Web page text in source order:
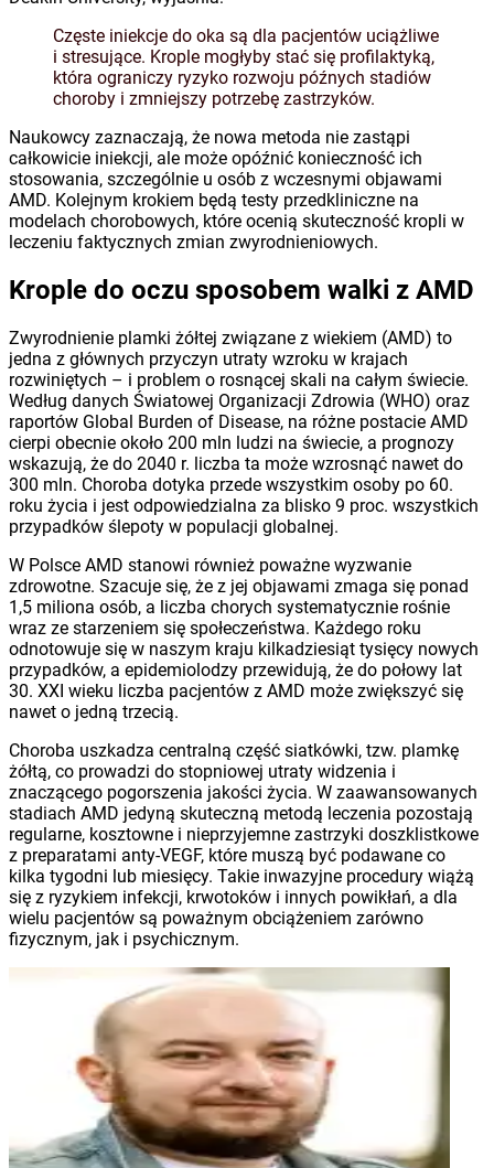
Częste iniekcje do oka są dla pacjentów uciążliwe
i stresujące. Krople mogłyby stać się profilaktyką,
która ograniczy ryzyko rozwoju późnych stadiów
choroby i zmniejszy potrzebę zastrzyków.
Naukowcy zaznaczają, że nowa metoda nie zastąpi
całkowicie iniekcji, ale może opóźnić konieczność ich
stosowania, szczególnie u osób z wczesnymi objawami
AMD. Kolejnym krokiem będą testy przedkliniczne na
modelach chorobowych, które ocenią skuteczność kropli w
leczeniu faktycznych zmian zwyrodnieniowych.
Krople do oczu sposobem walki z AMD
Zwyrodnienie plamki żółtej związane z wiekiem (AMD) to
jedna z głównych przyczyn utraty wzroku w krajach
rozwiniętych – i problem o rosnącej skali na całym świecie.
Według danych Światowej Organizacji Zdrowia (WHO) oraz
raportów Global Burden of Disease, na różne postacie AMD
cierpi obecnie około 200 mln ludzi na świecie, a prognozy
wskazują, że do 2040 r. liczba ta może wzrosnąć nawet do
300 mln. Choroba dotyka przede wszystkim osoby po 60.
roku życia i jest odpowiedzialna za blisko 9 proc. wszystkich
przypadków ślepoty w populacji globalnej.
W Polsce AMD stanowi również poważne wyzwanie
zdrowotne. Szacuje się, że z jej objawami zmaga się ponad
1,5 miliona osób, a liczba chorych systematycznie rośnie
wraz ze starzeniem się społeczeństwa. Każdego roku
odnotowuje się w naszym kraju kilkadziesiąt tysięcy nowych
przypadków, a epidemiolodzy przewidują, że do połowy lat
30. XXI wieku liczba pacjentów z AMD może zwiększyć się
nawet o jedną trzecią.
Choroba uszkadza centralną część siatkówki, tzw. plamkę
żółtą, co prowadzi do stopniowej utraty widzenia i
znaczącego pogorszenia jakości życia. W zaawansowanych
stadiach AMD jedyną skuteczną metodą leczenia pozostają
regularne, kosztowne i nieprzyjemne zastrzyki doszklistkowe
z preparatami anty-VEGF, które muszą być podawane co
kilka tygodni lub miesięcy. Takie inwazyjne procedury wiążą
się z ryzykiem infekcji, krwotoków i innych powikłań, a dla
wielu pacjentów są poważnym obciążeniem zarówno
fizycznym, jak i psychicznym.